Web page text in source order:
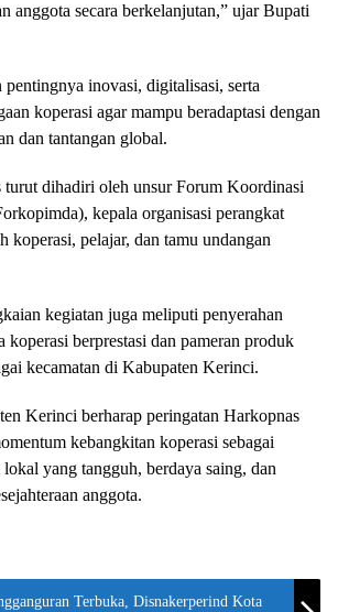
anggota secara berkelanjutan,” ujar Bupati
pentingnya inovasi, digitalisasi, serta
koperasi agar mampu beradaptasi dengan
dan tantangan global.
turut dihadiri oleh unsur Forum Koordinasi
kepala organisasi perangkat
koperasi, pelajar, dan tamu undangan
kegiatan juga meliputi penyerahan
koperasi berprestasi dan pameran produk
kecamatan di Kabupaten Kerinci.
Kerinci berharap peringatan Harkopnas
kebangkitan koperasi sebagai
yang tangguh, berdaya saing, dan
anggota.
Terbuka, Disnakerperind Kota